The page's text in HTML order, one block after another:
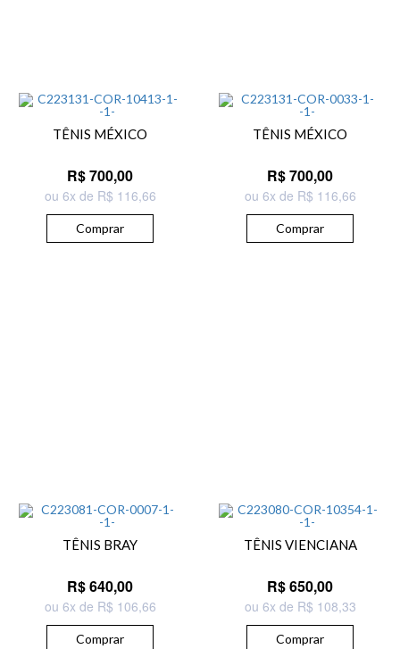
TÊNIS MÉXICO
R$ 700,00
ou 6x de R$ 116,66
Comprar
TÊNIS MÉXICO
R$ 700,00
ou 6x de R$ 116,66
Comprar
TÊNIS BRAY
R$ 640,00
ou 6x de R$ 106,66
Comprar
TÊNIS VIENCIANA
R$ 650,00
ou 6x de R$ 108,33
Comprar